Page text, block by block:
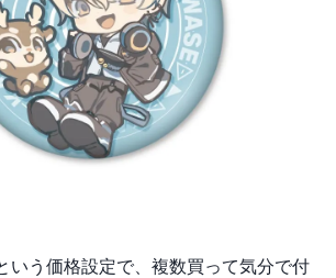
いう価格設定で、複数買って気分で付